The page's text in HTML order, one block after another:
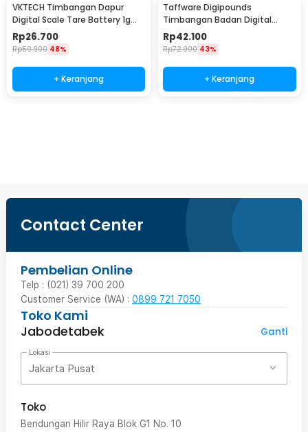
VKTECH Timbangan Dapur
Digital Scale Tare Battery 1g
10kg - SF-400
Rp26.700
Rp50.900 48%
+ Keranjang
Taffware Digipounds
Timbangan Badan Digital
Scale Battery 0.05kg 180kg -
AB18
Rp42.100
Rp72.900 43%
+ Keranjang
Contact Center
Pembelian Online
Telp : (021) 39 700 200
Customer Service (WA) : 0899 721 7050
Toko Kami
Jabodetabek
Ganti
Lokasi
Jakarta Pusat
Toko
Bendungan Hilir Raya Blok G1 No. 10